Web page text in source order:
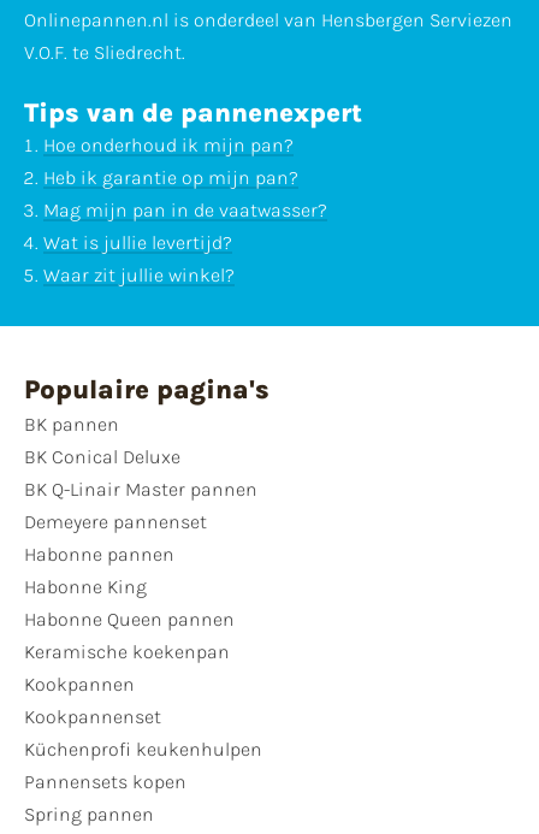
Onlinepannen.nl is onderdeel van Hensbergen Serviezen
V.O.F. te Sliedrecht.
Tips van de pannenexpert
Hoe onderhoud ik mijn pan?
Heb ik garantie op mijn pan?
Mag mijn pan in de vaatwasser?
Wat is jullie levertijd?
Waar zit jullie winkel?
Populaire pagina's
BK pannen
BK Conical Deluxe
BK Q-Linair Master pannen
Demeyere pannenset
Habonne pannen
Habonne King
Habonne Queen pannen
Keramische koekenpan
Kookpannen
Kookpannenset
Küchenprofi keukenhulpen
Pannensets kopen
Spring pannen